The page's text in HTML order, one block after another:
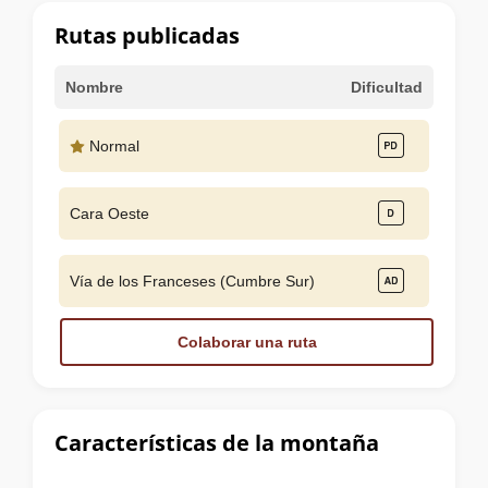
cumbre
Características de la montaña
Rutas publicadas
Nombre Dificultad
Normal
Cara Oeste
Vía de los Franceses (Cumbre Sur)
Colaborar una ruta